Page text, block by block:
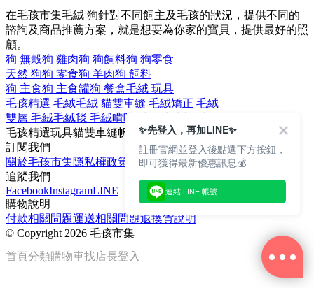
在毛孩市集毛絨 狗針對不同飼主及毛孩的狀況，提供不同的
諮詢及商品推薦方案，就是想要為你家的寶貝，提供最好的照
顧。
狗 無穀狗 雞肉狗 狗飼料狗 狗零食
天然 狗狗 零食狗 羊肉狗 飼料
狗 主食狗 主食罐狗 餐盒毛絨 玩具
毛孩精選 毛絨毛絨 貓雙車縫 毛絨矯正 毛絨
雙層 毛絨毛絨毯 毛絨啃咬 毛絨
毛孩精選玩具貓雙車縫帆布
訂閱我們
關於毛孩市集隱私權政策
文章
追蹤我們
FacebookInstagramLINE
購物說明
付款相關問題運送相關問題退換貨說明
© Copyright 2026 毛孩市集
首頁分類購物車找店長登入
✨先登入，再加LINE✨
註冊官網並登入後點選下方按鈕，
即可獲得最新優惠訊息💰
連結 LINE 帳號